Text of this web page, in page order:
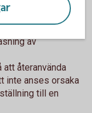
solpaneler anses
av
återanvända
inte anses orsaka
till en